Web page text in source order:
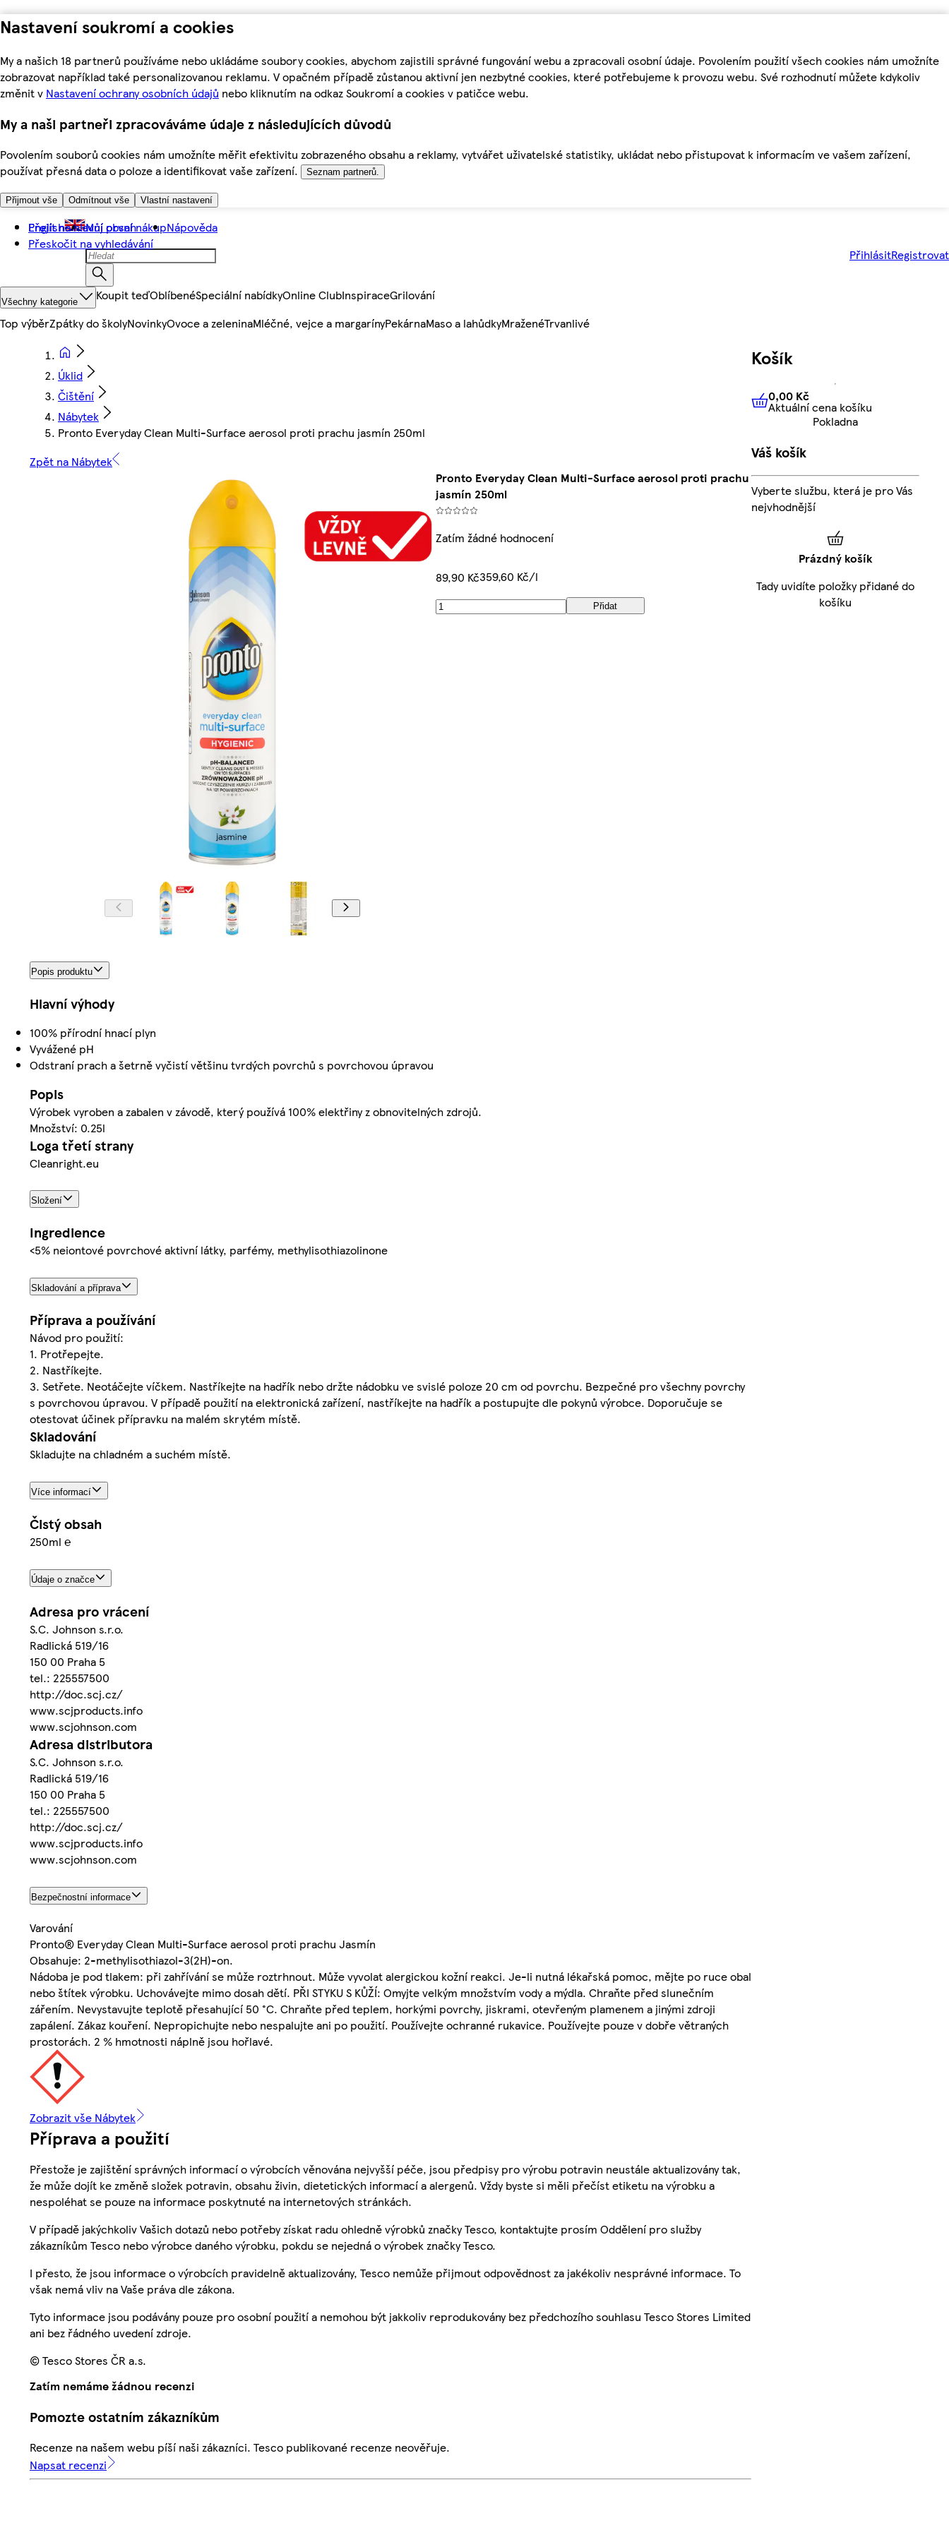
Nastavení soukromí a cookies
My a našich 18 partnerů používáme nebo ukládáme soubory cookies, abychom zajistili správné fungování webu a zpracovali osobní údaje. Povolením použití všech cookies nám umožníte
zobrazovat například také personalizovanou reklamu. V opačném případě zůstanou aktivní jen nezbytné cookies, které potřebujeme k provozu webu. Své rozhodnutí můžete kdykoliv
změnit v Nastavení ochrany osobních údajů nebo kliknutím na odkaz Soukromí a cookies v patičce webu.
My a naši partneři zpracováváme údaje z následujících důvodů
Povolením souborů cookies nám umožníte měřit efektivitu zobrazeného obsahu a reklamy, vytvářet uživatelské statistiky, ukládat nebo přistupovat k informacím ve vašem zařízení,
používat přesná data o poloze a identifikovat vaše zařízení.
Seznam partnerů.
Přijmout vše Odmítnout vše Vlastní nastavení
Přejít na hlavní obsah
Přeskočit na vyhledávání
English Můj první nákupNápověda
PřihlásitRegistrovat
Všechny kategorie Koupit teďOblíbenéSpeciální nabídkyOnline ClubInspiraceGrilování
Top výběrZpátky do školyNovinkyOvoce a zeleninaMléčné, vejce a margarínyPekárnaMaso a lahůdkyMraženéTrvanlivé
Úklid
Čištění
Nábytek
Pronto Everyday Clean Multi-Surface aerosol proti prachu jasmín 250ml
Zpět na Nábytek
Pronto Everyday Clean Multi-Surface aerosol proti prachu
jasmín 250ml
Zatím žádné hodnocení
89,90 Kč359,60 Kč/l
Přidat
Popis produktu
Hlavní výhody
100% přírodní hnací plyn
Vyvážené pH
Odstraní prach a šetrně vyčistí většinu tvrdých povrchů s povrchovou úpravou
Popis
Výrobek vyroben a zabalen v závodě, který používá 100% elektřiny z obnovitelných zdrojů.
Množství: 0.25l
Loga třetí strany
Cleanright.eu
Složení
Ingredience
<5% neiontové povrchové aktivní látky, parfémy, methylisothiazolinone
Skladování a příprava
Příprava a používání
Návod pro použití:
1. Protřepejte.
2. Nastříkejte.
3. Setřete. Neotáčejte víčkem. Nastříkejte na hadřík nebo držte nádobku ve svislé poloze 20 cm od povrchu. Bezpečné pro všechny povrchy
s povrchovou úpravou. V případě použití na elektronická zařízení, nastříkejte na hadřík a postupujte dle pokynů výrobce. Doporučuje se
otestovat účinek přípravku na malém skrytém místě.
Skladování
Skladujte na chladném a suchém místě.
Více informací
Čistý obsah
250ml ℮
Údaje o značce
Adresa pro vrácení
S.C. Johnson s.r.o.
Radlická 519/16
150 00 Praha 5
tel.: 225557500
http://doc.scj.cz/
www.scjproducts.info
www.scjohnson.com
Adresa distributora
S.C. Johnson s.r.o.
Radlická 519/16
150 00 Praha 5
tel.: 225557500
http://doc.scj.cz/
www.scjproducts.info
www.scjohnson.com
Bezpečnostní informace
Varování
Pronto® Everyday Clean Multi-Surface aerosol proti prachu Jasmín
Obsahuje: 2-methylisothiazol-3(2H)-on.
Nádoba je pod tlakem: při zahřívání se může roztrhnout. Může vyvolat alergickou kožní reakci. Je-li nutná lékařská pomoc, mějte po ruce obal
nebo štítek výrobku. Uchovávejte mimo dosah dětí. PŘI STYKU S KŮŽÍ: Omyjte velkým množstvím vody a mýdla. Chraňte před slunečním
zářením. Nevystavujte teplotě přesahující 50 °C. Chraňte před teplem, horkými povrchy, jiskrami, otevřeným plamenem a jinými zdroji
zapálení. Zákaz kouření. Nepropichujte nebo nespalujte ani po použití. Používejte ochranné rukavice. Používejte pouze v dobře větraných
prostorách. 2 % hmotnosti náplně jsou hořlavé.
Zobrazit vše Nábytek
Příprava a použití
Přestože je zajištění správných informací o výrobcích věnována nejvyšší péče, jsou předpisy pro výrobu potravin neustále aktualizovány tak,
že může dojít ke změně složek potravin, obsahu živin, dietetických informací a alergenů. Vždy byste si měli přečíst etiketu na výrobku a
nespoléhat se pouze na informace poskytnuté na internetových stránkách.
V případě jakýchkoliv Vašich dotazů nebo potřeby získat radu ohledně výrobků značky Tesco, kontaktujte prosím Oddělení pro služby
zákazníkům Tesco nebo výrobce daného výrobku, pokdu se nejedná o výrobek značky Tesco.
I přesto, že jsou informace o výrobcích pravidelně aktualizovány, Tesco nemůže přijmout odpovědnost za jakékoliv nesprávné informace. To
však nemá vliv na Vaše práva dle zákona.
Tyto informace jsou podávány pouze pro osobní použití a nemohou být jakkoliv reprodukovány bez předchozího souhlasu Tesco Stores Limited
ani bez řádného uvedení zdroje.
© Tesco Stores ČR a.s.
Zatím nemáme žádnou recenzi
Pomozte ostatním zákazníkům
Recenze na našem webu píší naši zákazníci. Tesco publikované recenze neověřuje.
Napsat recenzi
Košík
0,00 KčAktuální cena košíku
0,00 Kč
Aktuální cena košíku
Pokladna
Váš košík
Vyberte službu, která je pro Vás
nejvhodnější
Prázdný košík
Tady uvidíte položky přidané do
košíku